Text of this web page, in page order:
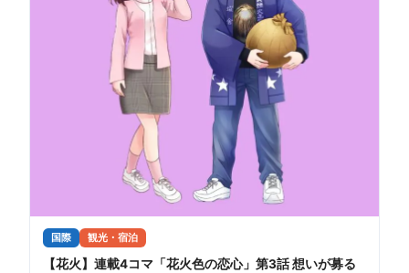
国際 観光・宿泊
【花火】連載4コマ「花火色の恋心」第3話 想いが募る